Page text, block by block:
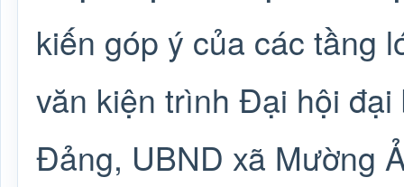
kiến góp ý của các tầng
văn kiện trình Đại hội
Đảng, UBND xã Mường